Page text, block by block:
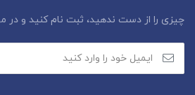
چیزی را از دست ندهید، ثبت نام کنید و در